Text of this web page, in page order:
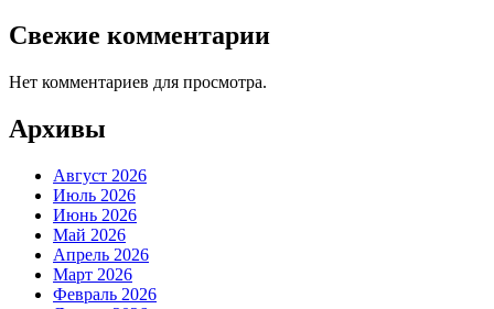
Свежие комментарии
Нет комментариев для просмотра.
Архивы
Август 2026
Июль 2026
Июнь 2026
Май 2026
Апрель 2026
Март 2026
Февраль 2026